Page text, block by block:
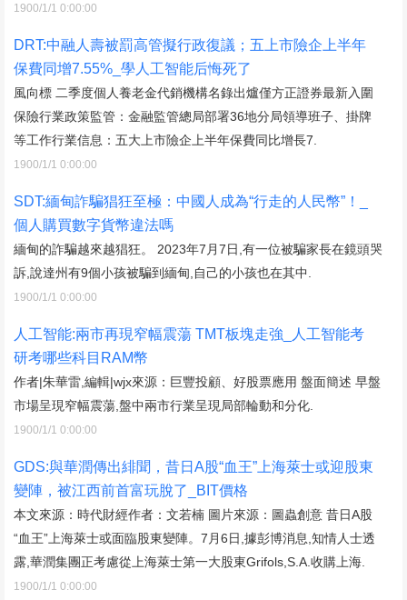
1900/1/1 0:00:00
DRT:中融人壽被罰高管擬行政復議；五上市險企上半年
保費同增7.55%_學人工智能后悔死了
風向標 二季度個人養老金代銷機構名錄出爐僅方正證券最新入圍
保險行業政策監管：金融監管總局部署36地分局領導班子、掛牌
等工作行業信息：五大上市險企上半年保費同比增長7.
1900/1/1 0:00:00
SDT:緬甸詐騙猖狂至極：中國人成為“行走的人民幣”！_
個人購買數字貨幣違法嗎
緬甸的詐騙越來越猖狂。 2023年7月7日,有一位被騙家長在鏡頭哭
訴,說達州有9個小孩被騙到緬甸,自己的小孩也在其中.
1900/1/1 0:00:00
人工智能:兩市再現窄幅震蕩 TMT板塊走強_人工智能考
研考哪些科目RAM幣
作者|朱華雷,編輯|wjx來源：巨豐投顧、好股票應用 盤面簡述 早盤
市場呈現窄幅震蕩,盤中兩市行業呈現局部輪動和分化.
1900/1/1 0:00:00
GDS:與華潤傳出緋聞，昔日A股“血王”上海萊士或迎股東
變陣，被江西前首富玩脫了_BIT價格
本文來源：時代財經作者：文若楠 圖片來源：圖蟲創意 昔日A股
“血王”上海萊士或面臨股東變陣。7月6日,據彭博消息,知情人士透
露,華潤集團正考慮從上海萊士第一大股東Grifols,S.A.收購上海.
1900/1/1 0:00:00